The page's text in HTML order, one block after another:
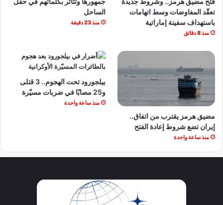
تعقّد المفاوضات وسط اتهامات
باستهداف سفينة إماراتية
منذ 8 دقائق
الساحل
منذ 23 دقيقة
مضيق هرمز يقترب من اتفاق..
إيران تضع شروط إعادة الفتح
منذ ساعة واحدة
بيلجورود تحت الهجوم.. 3 قتلى
و25 مصابًا في ضربات مسيّرة
منذ ساعة واحدة